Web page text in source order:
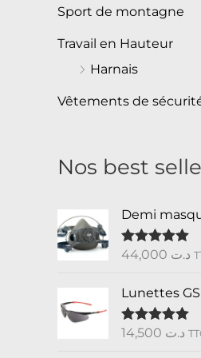
Sport de montagne
Travail en Hauteur
Harnais
Vêtements de
Nos best
Demi
Note5.00 د.ت
Lunettes
Note5.00د.ت